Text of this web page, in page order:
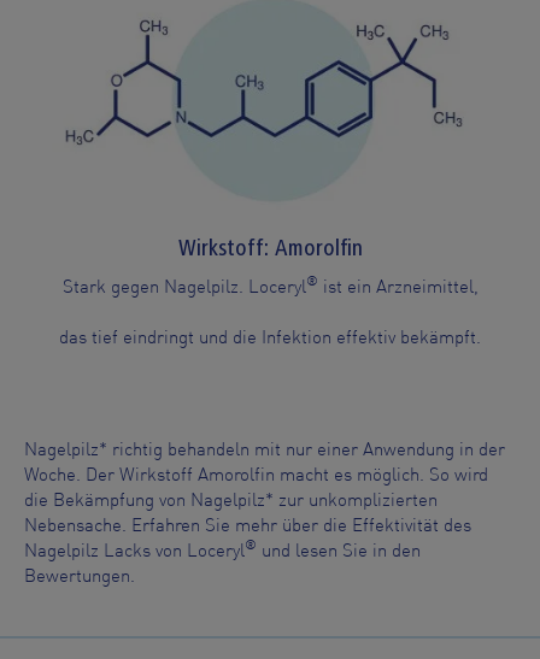
Wirkstoff: Amorolfin
Stark gegen Nagelpilz. Loceryl® ist ein Arzneimittel,
das tief eindringt und die Infektion effektiv bekämpft.
Nagelpilz* richtig behandeln mit nur einer Anwendung in der
Woche. Der Wirkstoff Amorolfin macht es möglich. So wird
die Bekämpfung von Nagelpilz* zur unkomplizierten
Nebensache. Erfahren Sie mehr über die Effektivität des
Nagelpilz Lacks von Loceryl® und lesen Sie in den
Bewertungen.